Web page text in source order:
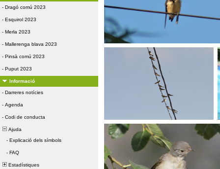
- Dragó comú 2023
- Esquirol 2023
- Merla 2023
- Mallerenga blava 2023
- Pinsà comú 2023
- Puput 2023
Informació
- Darreres notícies
- Agenda
- Codi de conducta
Ajuda
- Explicació dels símbols
- FAQ
Estadístiques